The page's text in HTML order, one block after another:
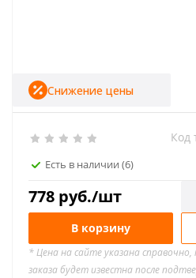
Есть в наличии (6)
Код
778 руб./шт
Снижение цены
В корзину
* Цена на сайте указана
заказа будет известна после